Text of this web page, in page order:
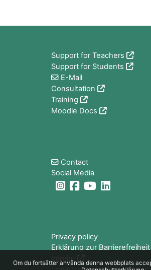
Om du fortsätter använda denna webbplats
Support for Teachers
Support for Students
E-Mail
Consultation
Training
Moodle Docs
Contact
Social Media
Privacy policy
Erklärung zur Barrierefreiheit
Imprint